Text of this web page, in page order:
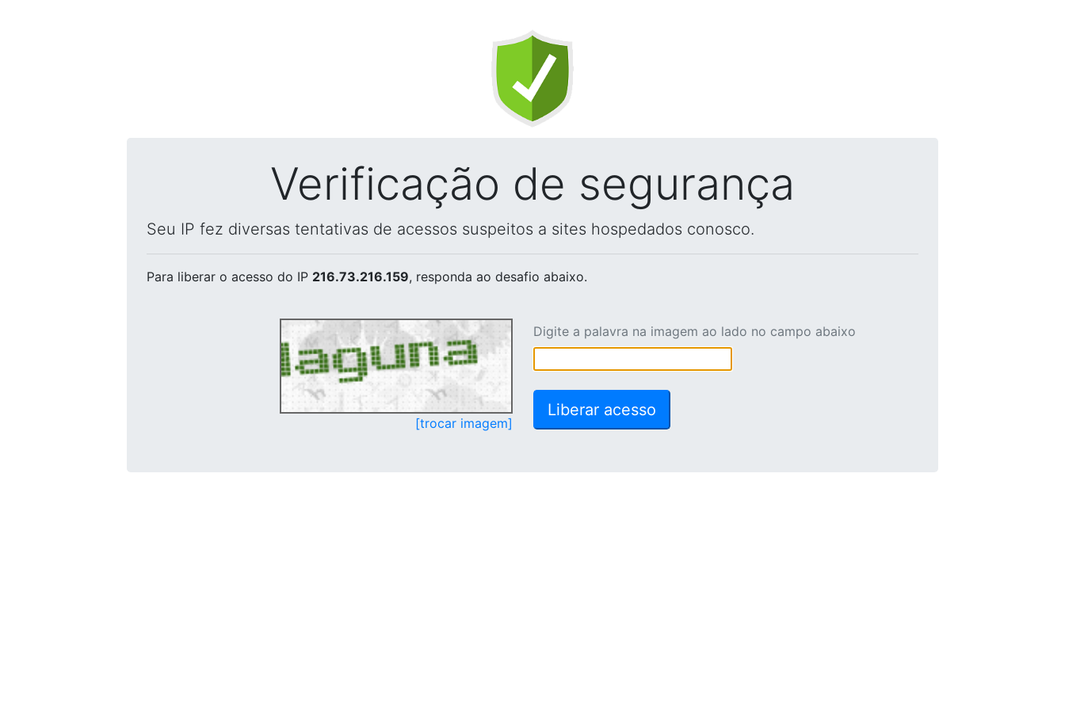
Verificação de segurança
Seu IP fez diversas tentativas de acessos suspeitos a sites hospedados conosco.
Para liberar o acesso do IP 216.73.216.159, responda ao desafio abaixo.
[trocar imagem]
Digite a palavra na imagem ao lado no campo abaixo